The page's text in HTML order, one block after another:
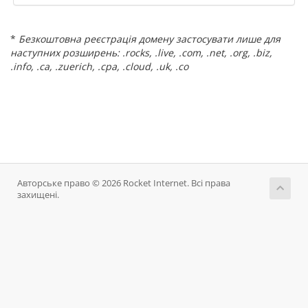
* Безкоштовна реєстрація домену застосувати лише для
наступних розширень: .rocks, .live, .com, .net, .org, .biz,
.info, .ca, .zuerich, .cpa, .cloud, .uk, .co
Авторське право © 2026 Rocket Internet. Всі права
захищені.